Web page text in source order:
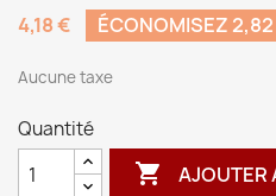
4,18 €
ÉCONOMISEZ
Aucune taxe
Quantité
 AJOUTER